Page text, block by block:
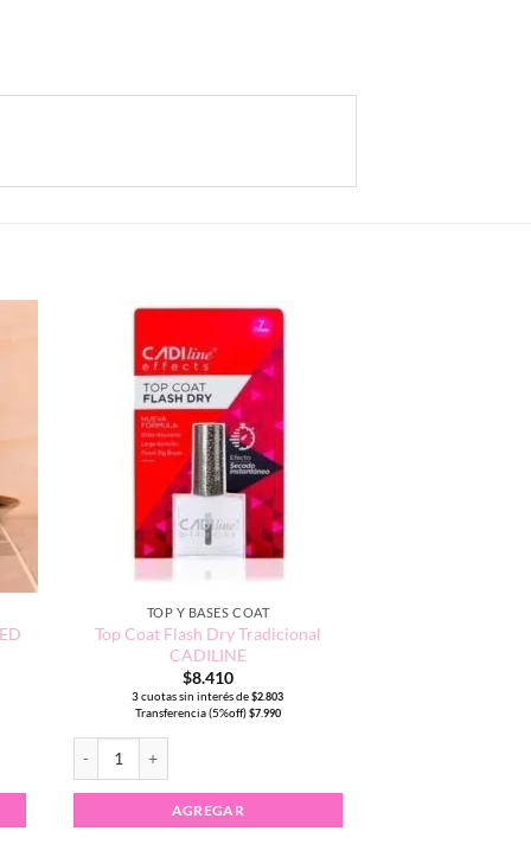
TOP Y BASES COAT
Top Coat Flash Dry Tradicional
CADILINE
$8.410
3 cuotas sin interés de$2.803
Transferencia (5%off)$7.990
AGREGAR